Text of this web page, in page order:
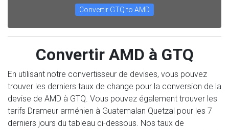
Convertir GTQ to AMD
Convertir AMD à GTQ
En utilisant notre convertisseur de devises, vous pouvez
trouver les derniers taux de change pour la conversion de la
devise de AMD à GTQ. Vous pouvez également trouver les
tarifs Drameur arménien à Guatemalan Quetzal pour les 7
derniers jours du tableau ci-dessous. Nos taux de